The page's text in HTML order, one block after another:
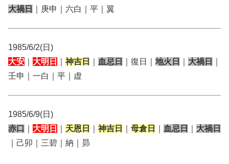
大禍日
｜庚申｜六白｜平｜翼
1985/6/2(日)
大安
大明日 神吉日 血忌日 ｜復日｜ 地火日 大禍日
壬申｜一白｜平｜虚
1985/6/9(日)
赤口
大明日 天恩日 神吉日 母倉日 血忌日
大禍日
｜己卯｜三碧｜納｜昴